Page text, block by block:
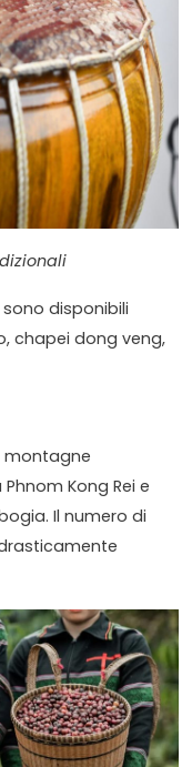
disponibili
chapei dong veng,
montagne
Kong Rei e
Il numero di